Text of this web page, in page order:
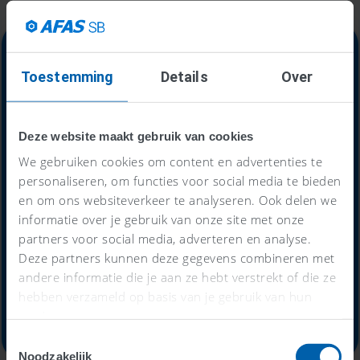
Toestemming Details Over
Deze website maakt gebruik van cookies
We gebruiken cookies om content en advertenties te
personaliseren, om functies voor social media te bieden
en om ons websiteverkeer te analyseren. Ook delen we
informatie over je gebruik van onze site met onze
partners voor social media, adverteren en analyse.
Deze partners kunnen deze gegevens combineren met
andere informatie die je aan ze hebt verstrekt of die ze
hebben verzameld op basis van je gebruik van hun
services.
Noodzakelijk
Alles-in-één-prijs
€59
per maand
Probeer nu 30 dagen gratis